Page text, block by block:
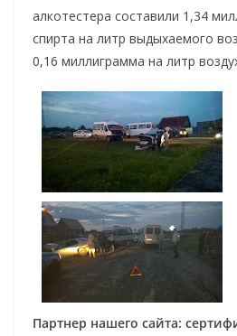
алкотестера составили 1,34
спирта на литр выдыхаемого
0,16 миллиграмма на литр
Партнер нашего сайта: